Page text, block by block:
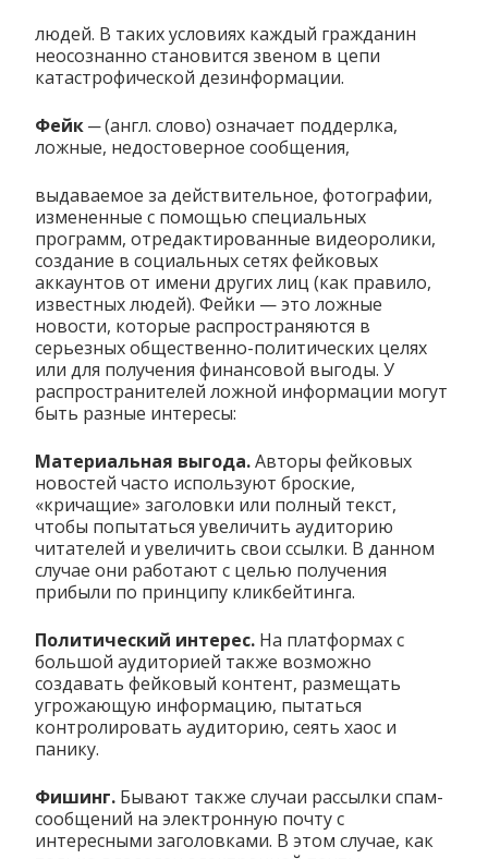
людей. В таких условиях каждый гражданин
неосознанно становится звеном в цепи
катастрофической дезинформации.
Фейк─ (англ. слово) означает поддерлка,
ложные, недостоверное сообщения,
выдаваемое за действительное, фотографии,
измененные с помощью специальных
программ, отредактированные видеоролики,
создание в социальных сетях фейковых
аккаунтов от имени других лиц (как правило,
известных людей). Фейки — это ложные
новости, которые распространяются в
серьезных общественно-политических целях
или для получения финансовой выгоды. У
распространителей ложной информации могут
быть разные интересы:
Материальная выгода.Авторы фейковых
новостей часто используют броские,
«кричащие» заголовки или полный текст,
чтобы попытаться увеличить аудиторию
читателей и увеличить свои ссылки. В данном
случае они работают с целью получения
прибыли по принципу кликбейтинга.
Политический интерес. На платформах с
большой аудиторией также возможно
создавать фейковый контент, размещать
угрожающую информацию, пытаться
контролировать аудиторию, сеять хаос и
панику.
Фишинг. Бывают также случаи рассылки спам-
сообщений на электронную почту с
интересными заголовками. В этом случае, как